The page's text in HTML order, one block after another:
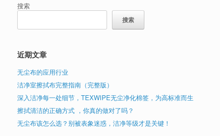
搜索
搜索
近期文章
无尘布的应用行业
洁净室擦拭布完整指南（完整版）
深入洁净每一处细节，TEXWIPE无尘净化棉签，为高标准而生
擦拭清洁的正确方式 ，你真的做对了吗？
无尘布该怎么选？别被表象迷惑，洁净等级才是关键！